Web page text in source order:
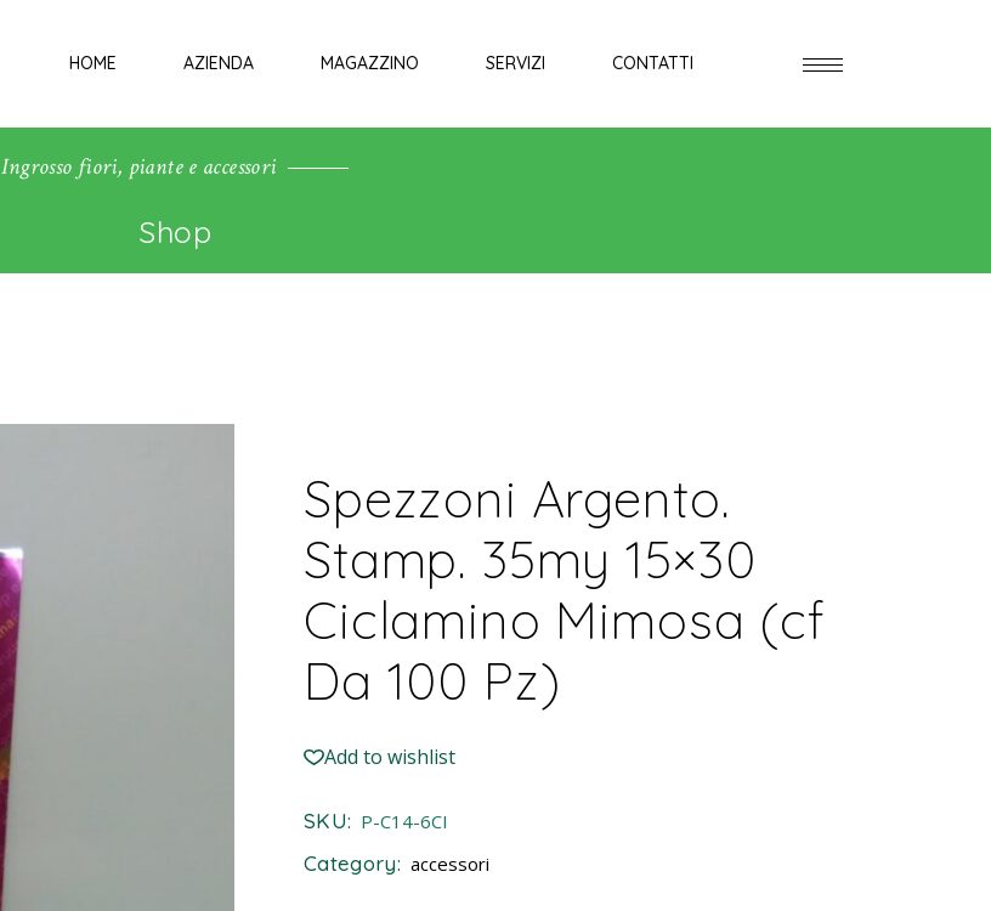
HOME AZIENDA MAGAZZINO SERVIZI CONTATTI
Ingrosso fiori, piante e accessori
Shop
Spezzoni Argento.
Stamp. 35my 15×30
Ciclamino Mimosa (cf
Da 100 Pz)
Add to wishlist
SKU: P-C14-6CI
Category: accessori